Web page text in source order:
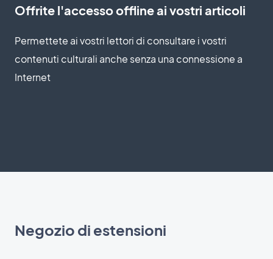
Offrite l'accesso offline ai vostri articoli
Permettete ai vostri lettori di consultare i vostri
contenuti culturali anche senza una connessione a
Internet
Negozio di estensioni